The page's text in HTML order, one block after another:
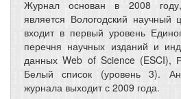
Журнал основан в 2008
является Вологодский
входит в первый уровень
перечня научных изданий и
данных Web of Science
Белый список (уровень 3).
журнала выходит с 2009 года.